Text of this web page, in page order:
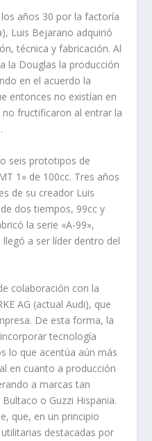
años 30 por la factorí­a
Luis Bejarano adquirió
técnica y fabricación. Al
la Douglas la producción
en el acuerdo la
entonces no existí­an en
no fructificaron al entrar la
seis prototipos de
1» de 100cc. Tres años
de su creador Luis
dos tiempos, 99cc y
la serie «A-99»,
a ser lí­der dentro del
colaboración con la
AG (actual Audi), que
De esta forma, la
tecnologí­a
lo que acentúa aún más
en cuanto a producción
a marcas tan
o Guzzi Hispania.
que, en un principio
destacadas por